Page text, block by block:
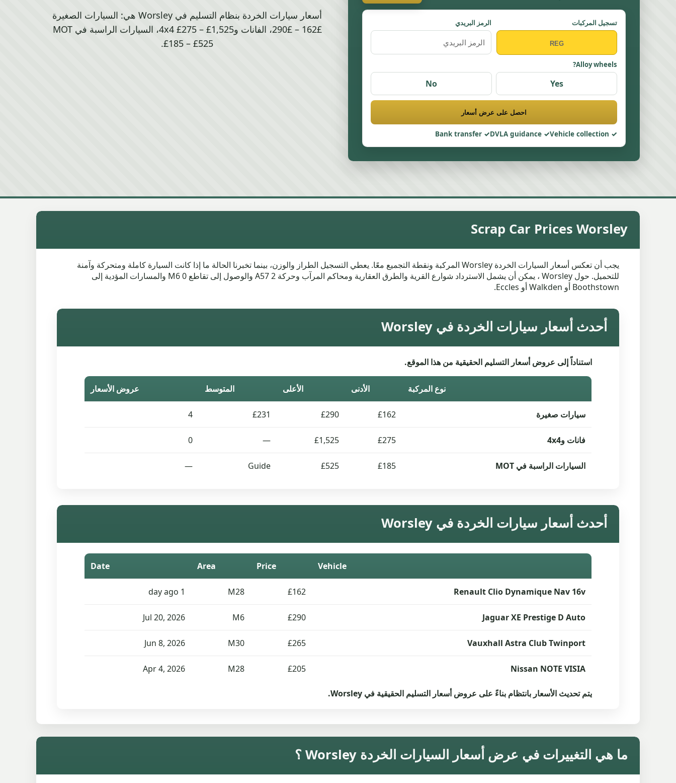
تسجيل المركبات الرمز البريدي
Alloy wheels?
Yes
No
احصل على عرض أسعار
Vehicle collection
DVLA guidance
Bank transfer
أسعار سيارات الخردة بنظام التسليم في Worsley هي: السيارات الصغيرة
£162 – £290، الفانات و4x4 £275 – £1,525، السيارات الراسبة في MOT
£185 – £525.
Scrap Car Prices Worsley
يجب أن تعكس أسعار السيارات الخردة Worsley المركبة ونقطة التجميع معًا. يعطي التسجيل الطراز والوزن، بينما تخبرنا الحالة ما إذا كانت السيارة كاملة ومتحركة وآمنة
للتحميل. حول Worsley ، يمكن أن يشمل الاسترداد شوارع القرية والطرق العقارية ومحاكم المرآب وحركة A57 2 والوصول إلى تقاطع M6 0 والمسارات المؤدية إلى
Boothstown أو Walkden أو Eccles.
أحدث أسعار سيارات الخردة في Worsley
استناداً إلى عروض أسعار التسليم الحقيقية من هذا الموقع.
نوع المركبة الأدنى الأعلى المتوسط عروض الأسعار
سيارات صغيرة £162
£290
£231
4
فانات و4x4 £275
£1,525
—
0
السيارات الراسبة في MOT £185
£525
Guide
—
أحدث أسعار سيارات الخردة في Worsley
Vehicle
Price
Area
Date
Renault Clio Dynamique Nav 16v
£162
M28
1 day ago
Jaguar XE Prestige D Auto
£290
M6
Jul 20, 2026
Vauxhall Astra Club Twinport
£265
M30
Jun 8, 2026
Nissan NOTE VISIA
£205
M28
Apr 4, 2026
يتم تحديث الأسعار بانتظام بناءً على عروض أسعار التسليم الحقيقية في Worsley.
ما هي التغييرات في عرض أسعار السيارات الخردة Worsley ؟